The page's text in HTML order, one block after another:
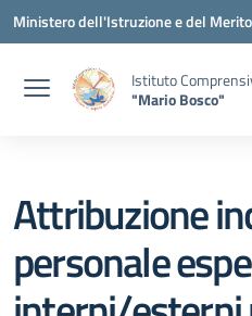
Vai ai contenuti
Vai al menu di navigazione
Vai al footer
Ministero dell'Istruzione e del Merito
Istituto
"Mario Bosco"
Attribuzione
personale